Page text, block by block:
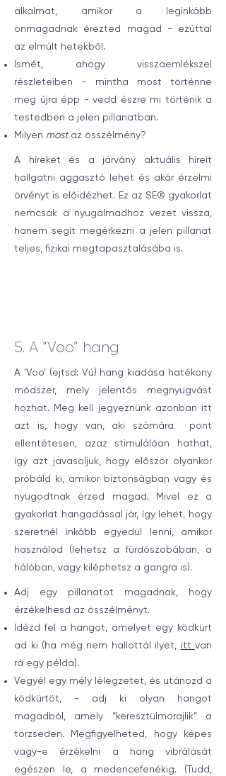
alkalmat, amikor a leginkább
önmagadnak érezted magad - ezúttal
az elmúlt hetekből.
Ismét, ahogy visszaemlékszel
részleteiben - mintha most történne
meg újra épp - vedd észre mi történik a
testedben a jelen pillanatban.
Milyen mostaz összélmény?
A híreket és a járvány aktuális híreit
hallgatni aggasztó lehet és akár érzelmi
örvényt is előidézhet. Ez az SE® gyakorlat
nemcsak a nyugalmadhoz vezet vissza,
hanem segít megérkezni a jelen pillanat
teljes, fizikai megtapasztalásába is.
5. A “Voo” hang
A ‘Voo’ (ejtsd: Vú) hang kiadása hatékony
módszer, mely jelentős megnyugvást
hozhat. Meg kell jegyeznünk azonban itt
azt is, hogy van, aki számára pont
ellentétesen, azaz stimulálóan hathat,
így azt javasoljuk, hogy először olyankor
próbáld ki, amikor biztonságban vagy és
nyugodtnak érzed magad. Mivel ez a
gyakorlat hangadással jár, így lehet, hogy
szeretnél inkább egyedül lenni, amikor
használod (lehetsz a fürdőszobában, a
hálóban, vagy kiléphetsz a gangra is).
Adj egy pillanatot magadnak, hogy
érzékelhesd az összélményt.
Idézd fel a hangot, amelyet egy ködkürt
ad ki (ha még nem hallottál ilyet, itt van
rá egy példa).
Vegyél egy mély lélegzetet, és utánozd a
ködkürtöt, - adj ki olyan hangot
magadból, amely “keresztülmorajlik” a
törzseden. Megfigyelheted, hogy képes
vagy-e érzékelni a hang vibrálását
egészen le, a medencefenékig. (Tudd,